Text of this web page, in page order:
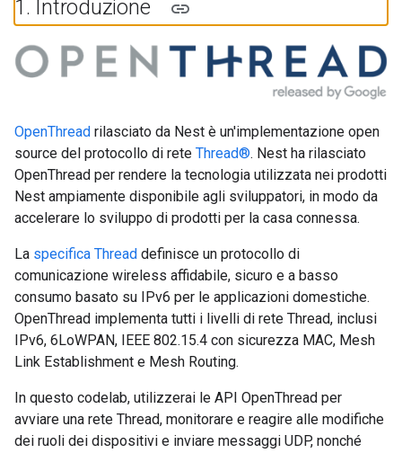
1. Introduzione
OpenThread rilasciato da Nest è un'implementazione open
source del protocollo di rete Thread®. Nest ha rilasciato
OpenThread per rendere la tecnologia utilizzata nei prodotti
Nest ampiamente disponibile agli sviluppatori, in modo da
accelerare lo sviluppo di prodotti per la casa connessa.
La specifica Thread definisce un protocollo di
comunicazione wireless affidabile, sicuro e a basso
consumo basato su IPv6 per le applicazioni domestiche.
OpenThread implementa tutti i livelli di rete Thread, inclusi
IPv6, 6LoWPAN, IEEE 802.15.4 con sicurezza MAC, Mesh
Link Establishment e Mesh Routing.
In questo codelab, utilizzerai le API OpenThread per
avviare una rete Thread, monitorare e reagire alle modifiche
dei ruoli dei dispositivi e inviare messaggi UDP, nonché